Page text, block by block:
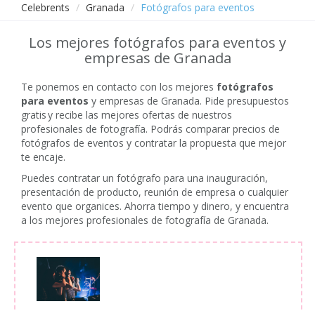
Celebrents Granada Fotógrafos para eventos
Los mejores fotógrafos para eventos y
empresas de Granada
Te ponemos en contacto con los mejores fotógrafos
para eventos y empresas de Granada. Pide presupuestos
gratis y recibe las mejores ofertas de nuestros
profesionales de fotografía. Podrás comparar precios de
fotógrafos de eventos y contratar la propuesta que mejor
te encaje.
Puedes contratar un fotógrafo para una inauguración,
presentación de producto, reunión de empresa o cualquier
evento que organices. Ahorra tiempo y dinero, y encuentra
a los mejores profesionales de fotografía de Granada.